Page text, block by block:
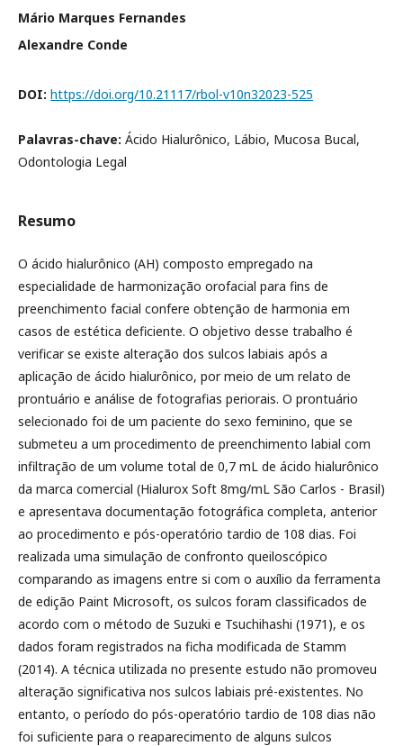
Mário Marques Fernandes
Alexandre Conde
DOI: https://doi.org/10.21117/rbol-v10n32023-525
Palavras-chave: Ácido Hialurônico, Lábio, Mucosa Bucal,
Odontologia Legal
Resumo
O ácido hialurônico (AH) composto empregado na
especialidade de harmonização orofacial para fins de
preenchimento facial confere obtenção de harmonia em
casos de estética deficiente. O objetivo desse trabalho é
verificar se existe alteração dos sulcos labiais após a
aplicação de ácido hialurônico, por meio de um relato de
prontuário e análise de fotografias periorais. O prontuário
selecionado foi de um paciente do sexo feminino, que se
submeteu a um procedimento de preenchimento labial com
infiltração de um volume total de 0,7 mL de ácido hialurônico
da marca comercial (Hialurox Soft 8mg/mL São Carlos - Brasil)
e apresentava documentação fotográfica completa, anterior
ao procedimento e pós-operatório tardio de 108 dias. Foi
realizada uma simulação de confronto queiloscópico
comparando as imagens entre si com o auxílio da ferramenta
de edição Paint Microsoft, os sulcos foram classificados de
acordo com o método de Suzuki e Tsuchihashi (1971), e os
dados foram registrados na ficha modificada de Stamm
(2014). A técnica utilizada no presente estudo não promoveu
alteração significativa nos sulcos labiais pré-existentes. No
entanto, o período do pós-operatório tardio de 108 dias não
foi suficiente para o reaparecimento de alguns sulcos